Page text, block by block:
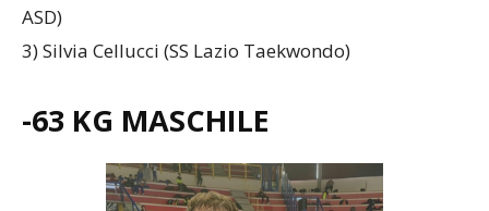
ASD)
3) Silvia Cellucci (SS Lazio Taekwondo)
-63 KG MASCHILE